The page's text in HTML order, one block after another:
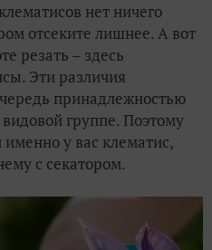
нет ничего
отсеките лишнее. А вот
резать – здесь
Эти различия
принадлежностью
группе. Поэтому
у вас клематис,
с секатором.